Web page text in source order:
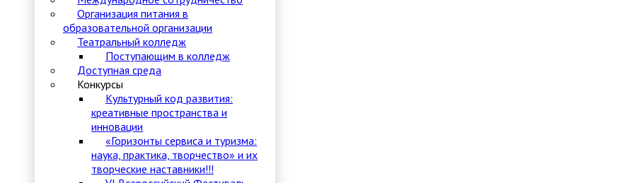
Организация питания в
образовательной организации
Театральный колледж
Поступающим в колледж
Доступная среда
Конкурсы
Культурный код развития:
креативные пространства и
инновации
«Горизонты сервиса и туризма:
наука, практика, творчество» и их
творческие наставники!!!